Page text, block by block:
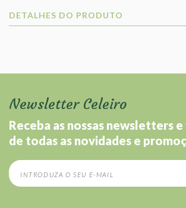
DETALHES DO PRODUTO
Newsletter Celeiro
Receba as nossas newsletters
de todas as novidades e